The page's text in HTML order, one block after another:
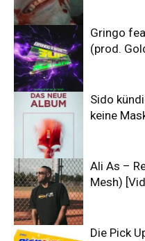
Gringo
(prod.
Sido
keine
Ali As –
Mesh)
Die Pick